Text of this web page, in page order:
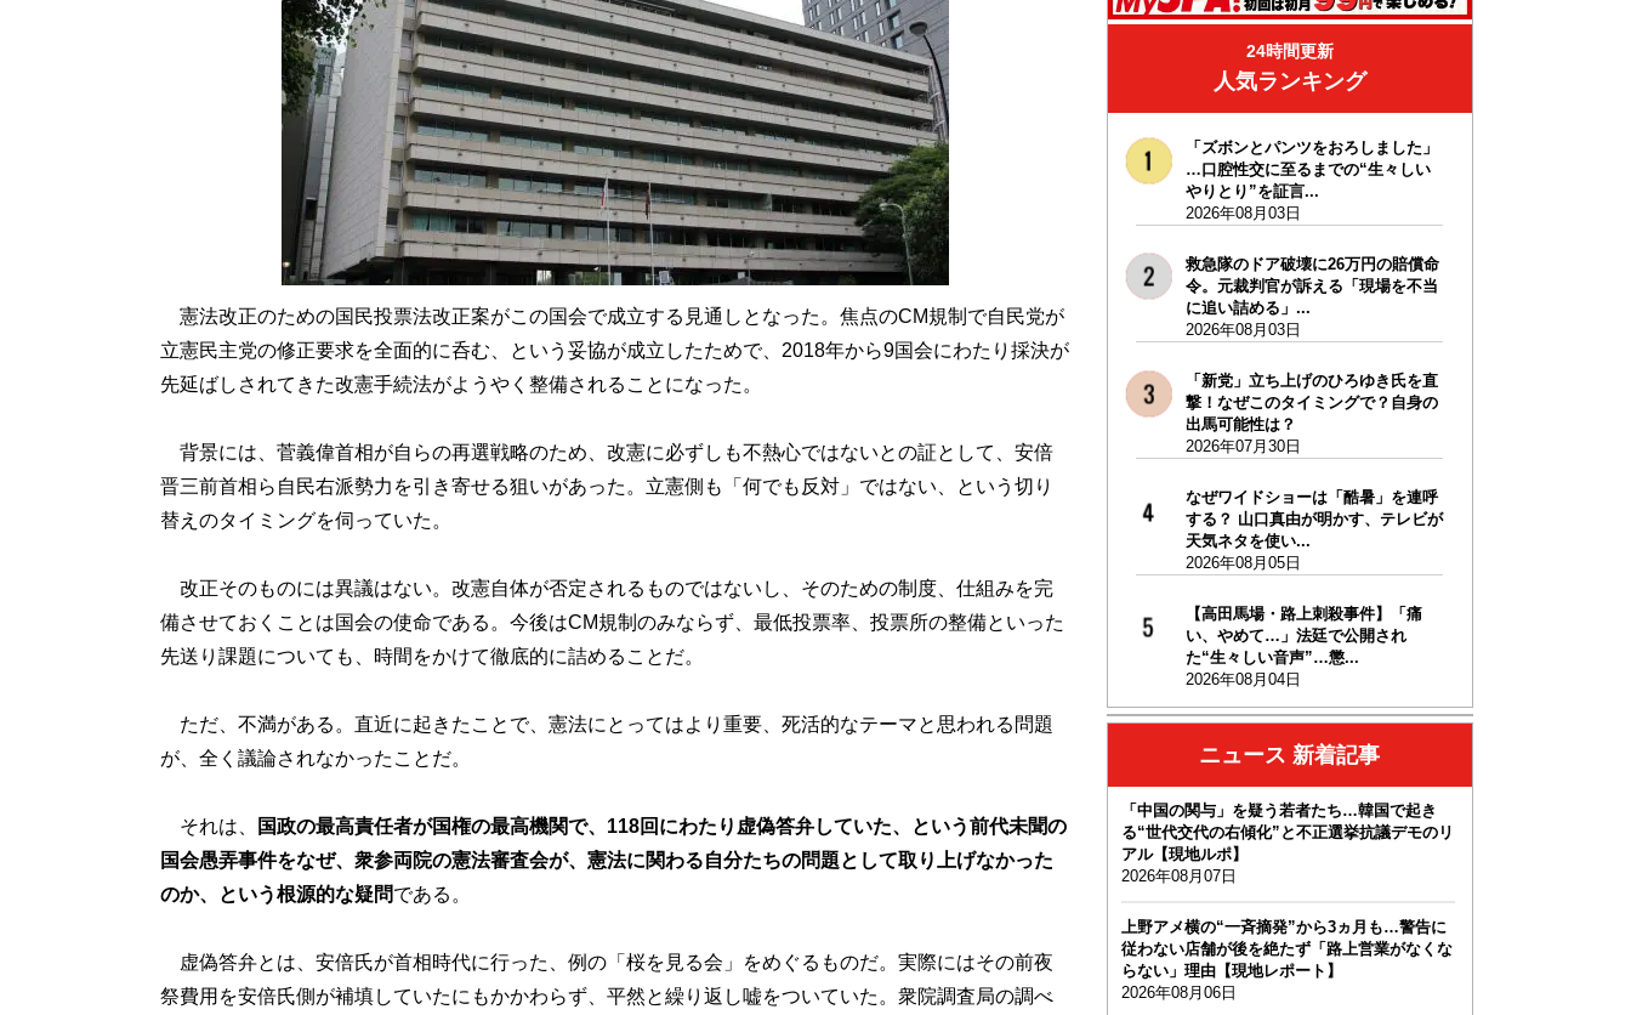
憲法改正のための国民投票法改正案がこの国会で成立する見通しとなった。焦点のCM規制で自民党が
立憲民主党の修正要求を全面的に呑む、という妥協が成立したためで、2018年から9国会にわたり採決が
先延ばしされてきた改憲手続法がようやく整備されることになった。
背景には、菅義偉首相が自らの再選戦略のため、改憲に必ずしも不熱心ではないとの証として、安倍
晋三前首相ら自民右派勢力を引き寄せる狙いがあった。立憲側も「何でも反対」ではない、という切り
替えのタイミングを伺っていた。
改正そのものには異議はない。改憲自体が否定されるものではないし、そのための制度、仕組みを完
備させておくことは国会の使命である。今後はCM規制のみならず、最低投票率、投票所の整備といった
先送り課題についても、時間をかけて徹底的に詰めることだ。
ただ、不満がある。直近に起きたことで、憲法にとってはより重要、死活的なテーマと思われる問題
が、全く議論されなかったことだ。
それは、
国政の最高責任者が国権の最高機関で、118回にわたり虚偽答弁していた、という前代未聞の
国会愚弄事件をなぜ、衆参両院の憲法審査会が、憲法に関わる自分たちの問題として取り上げなかった
のか、という根源的な疑問である。
虚偽答弁とは、安倍氏が首相時代に行った、例の「桜を見る会」をめぐるものだ。実際にはその前夜
祭費用を安倍氏側が補填していたにもかかわらず、平然と繰り返し嘘をついていた。衆院調査局の調べ
24時間更新
人気ランキング
「ズボンとパンツをおろしました」
…口腔性交に至るまでの“生々しい
やりとり”を証言...
2026年08月03日
救急隊のドア破壊に26万円の賠償命
令。元裁判官が訴える「現場を不当
に追い詰める」...
2026年08月03日
「新党」立ち上げのひろゆき氏を直
撃！なぜこのタイミングで？自身の
出馬可能性は？
2026年07月30日
なぜワイドショーは「酷暑」を連呼
する？ 山口真由が明かす、テレビが
天気ネタを使い...
2026年08月05日
【高田馬場・路上刺殺事件】「痛
い、やめて…」法廷で公開され
た“生々しい音声”…懲...
2026年08月04日
ニュース 新着記事
「中国の関与」を疑う若者たち…韓国で起き
る“世代交代の右傾化”と不正選挙抗議デモのリ
アル【現地ルポ】
2026年08月07日
上野アメ横の“一斉摘発”から3ヵ月も…警告に
従わない店舗が後を絶たず「路上営業がなくな
らない」理由【現地レポート】
2026年08月06日